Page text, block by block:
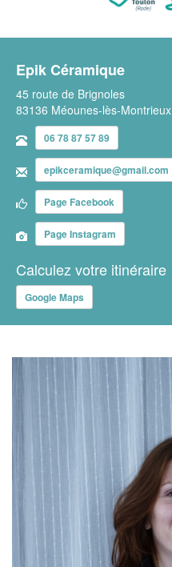
Epik Céramique
45 route de Brignoles
83136 Méounes-lès-Montrieux
06 78 87 57 89
epikceramique@gmail.com
Page Facebook
Page Instagram
Calculez votre itinéraire
Google Maps